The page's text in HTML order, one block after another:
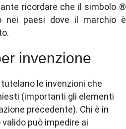
ricordare che il simbolo ®
nei paesi dove il marchio è
invenzione
le invenzioni che
(importanti gli elementi
precedente). Chi è in
può impedire ai